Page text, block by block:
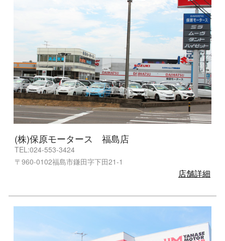
(株)保原モータース 福島店
TEL:024-553-3424
〒960-0102福島市鎌田字下田21-1
店舗詳細